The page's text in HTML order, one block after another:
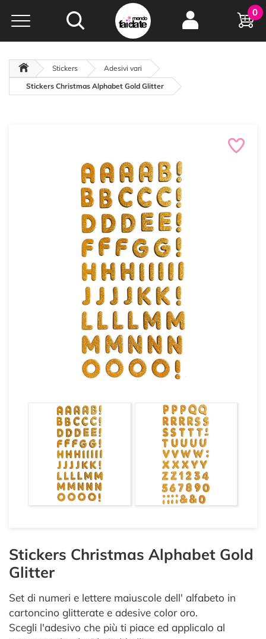
Hobby e
creatività...
oltre 15 anni online
0
Stickers
Adesivi vari
Stickers Christmas Alphabet Gold Glitter
Stickers Christmas Alphabet Gold
Glitter
Set di numeri e lettere maiuscole dell' alfabeto in
cartoncino glitterate e adesive color oro.
Scegli l'adesivo che più ti piace ed applicalo al